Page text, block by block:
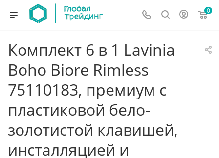
0
Комплект 6 в 1 Lavinia
Boho Biore Rimless
75110183, премиум с
пластиковой бело-
золотистой клавишей,
инсталляцией и